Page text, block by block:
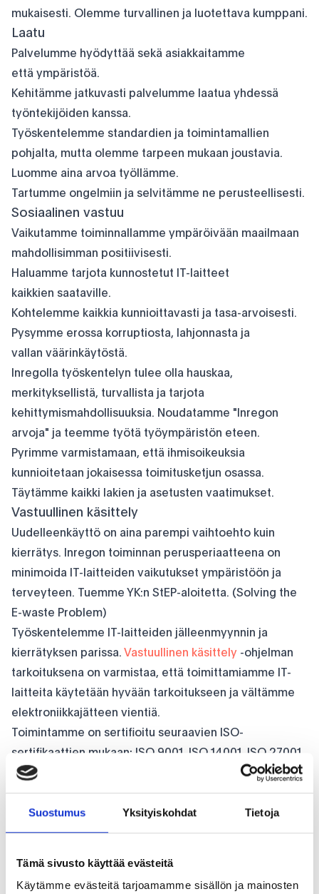
Suostumus Yksityiskohdat Tietoja
Tämä sivusto käyttää evästeitä
Käytämme evästeitä tarjoamamme sisällön ja mainosten
mukaisesti. Olemme turvallinen ja luotettava kumppani.
Laatu
Palvelumme hyödyttää sekä asiakkaitamme
että ympäristöä.
Kehitämme jatkuvasti palvelumme laatua yhdessä
työntekijöiden kanssa.
Työskentelemme standardien ja toimintamallien
pohjalta, mutta olemme tarpeen mukaan joustavia.
Luomme aina arvoa työllämme.
Tartumme ongelmiin ja selvitämme ne perusteellisesti.
Sosiaalinen vastuu
Vaikutamme toiminnallamme ympäröivään maailmaan
mahdollisimman positiivisesti.
Haluamme tarjota kunnostetut IT-laitteet
kaikkien saataville.
Kohtelemme kaikkia kunnioittavasti ja tasa-arvoisesti.
Pysymme erossa korruptiosta, lahjonnasta ja
vallan väärinkäytöstä.
Inregolla työskentelyn tulee olla hauskaa,
merkityksellistä, turvallista ja tarjota
kehittymismahdollisuuksia. Noudatamme "Inregon
arvoja" ja teemme työtä työympäristön eteen.
Pyrimme varmistamaan, että ihmisoikeuksia
kunnioitetaan jokaisessa toimitusketjun osassa.
Täytämme kaikki lakien ja asetusten vaatimukset.
Vastuullinen käsittely
Uudelleenkäyttö on aina parempi vaihtoehto kuin
kierrätys. Inregon toiminnan perusperiaatteena on
minimoida IT-laitteiden vaikutukset ympäristöön ja
terveyteen. Tuemme YK:n StEP-aloitetta. (Solving the
E-waste Problem)
Työskentelemme IT-laitteiden jälleenmyynnin ja
kierrätyksen parissa. Vastuullinen käsittely -ohjelman
tarkoituksena on varmistaa, että toimittamiamme IT-
laitteita käytetään hyvään tarkoitukseen ja vältämme
elektroniikkajätteen vientiä.
Toimintamme on sertifioitu seuraavien ISO-
sertifikaattien mukaan: ISO 9001, ISO 14001, ISO 27001
ja ISO 45001.